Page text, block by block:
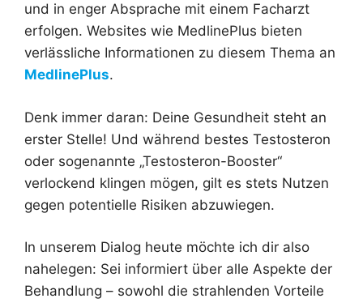
und in enger Absprache mit einem Facharzt
erfolgen. Websites wie MedlinePlus bieten
verlässliche Informationen zu diesem Thema an
MedlinePlus.
Denk immer daran: Deine Gesundheit steht an
erster Stelle! Und während bestes Testosteron
oder sogenannte „Testosteron-Booster“
verlockend klingen mögen, gilt es stets Nutzen
gegen potentielle Risiken abzuwiegen.
In unserem Dialog heute möchte ich dir also
nahelegen: Sei informiert über alle Aspekte der
Behandlung – sowohl die strahlenden Vorteile